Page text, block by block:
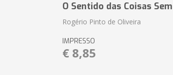
O Sentido das Coisas
Rogério Pinto de Oliveira
IMPRESSO
€ 8,85